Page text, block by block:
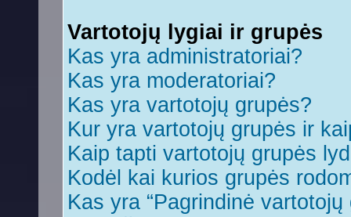
Vartotojų lygiai ir grupės
Kas yra administratoriai?
Kas yra moderatoriai?
Kas yra vartotojų grupės?
Kur yra vartotojų grupės ir
Kaip tapti vartotojų grupės
Kodėl kai kurios grupės
Kas yra “Pagrindinė vartotojų